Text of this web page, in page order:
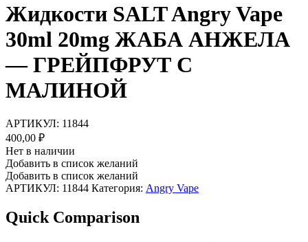
Жидкости SALT Angry Vape
30ml 20mg ЖАБА АНЖЕЛА
— ГРЕЙПФРУТ С
МАЛИНОЙ
АРТИКУЛ: 11844
400,00 ₽
Нет в наличии
Добавить в список желаний
Добавить в список желаний
АРТИКУЛ: 11844 Категория: Angry Vape
Quick Comparison